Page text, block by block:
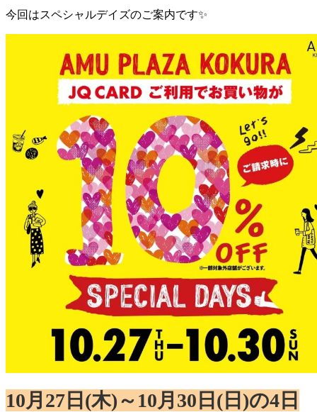
今回はスペシャルデイズのご案内です✨
10月27日(木)～10月30日(日)の4日